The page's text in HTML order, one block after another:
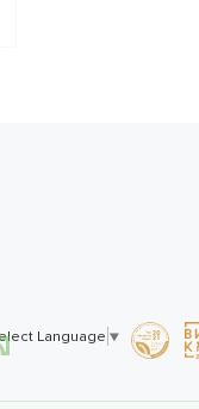
Language ▼